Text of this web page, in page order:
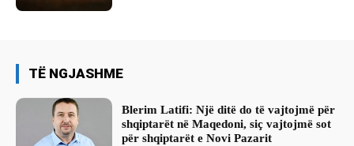
TË NGJASHME
Blerim Latifi: Një ditë do të vajtojmë për
shqiptarët në Maqedoni, siç vajtojmë sot
për shqiptarët e Novi Pazarit